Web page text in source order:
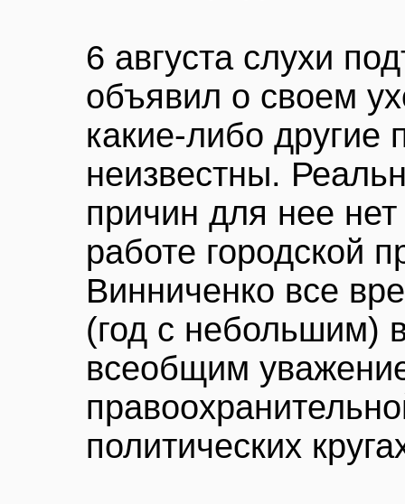
6 августа слухи
объявил о своем
какие-либо другие
неизвестны.
причин для нее
работе городской
Винниченко все
(год с небольшим)
всеобщим
политических